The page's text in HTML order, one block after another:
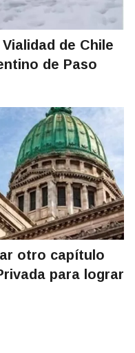
de Chile
de Paso
otro capítulo
para lograr